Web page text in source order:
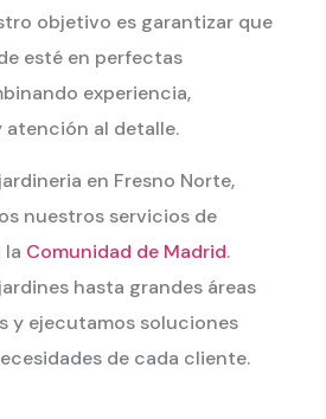
objetivo es garantizar que
esté en perfectas
experiencia,
atención al detalle.
en Fresno Norte,
nuestros servicios de
la Comunidad de Madrid.
hasta grandes áreas
y ejecutamos soluciones
de cada cliente.